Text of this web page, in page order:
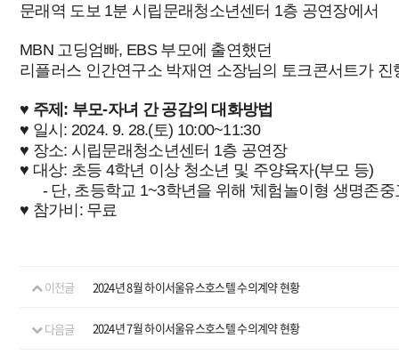
문래역 도보 1분 시립문래청소년센터 1층 공연장에서
MBN 고딩엄빠, EBS 부모에 출연했던
리플러스 인간연구소 박재연 소장님의 토크콘서트가 진
♥ 주제: 부모-자녀 간 공감의 대화방법
♥ 일시: 2024. 9. 28.(토) 10:00~11:30
♥ 장소: 시립문래청소년센터 1층 공연장
♥ 대상: 초등 4학년 이상 청소년 및 주양육자(부모 등)
- 단, 초등학교 1~3학년을 위해 '체험놀이형 생명존
♥ 참가비: 무료
이전글 2024년 8월 하이서울유스호스텔 수의계약 현황
다음글 2024년 7월 하이서울유스호스텔 수의계약 현황